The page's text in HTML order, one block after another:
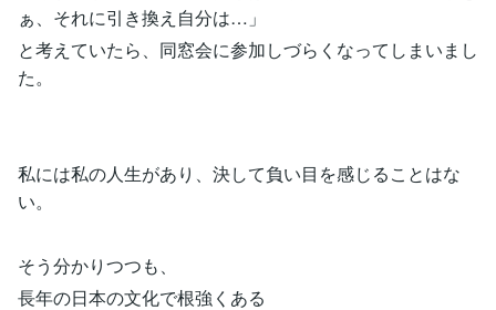
ぁ、それに引き換え自分は…」
と考えていたら、同窓会に参加しづらくなってしまいまし
た。
私には私の人生があり、決して負い目を感じることはな
い。
そう分かりつつも、
長年の日本の文化で根強くある